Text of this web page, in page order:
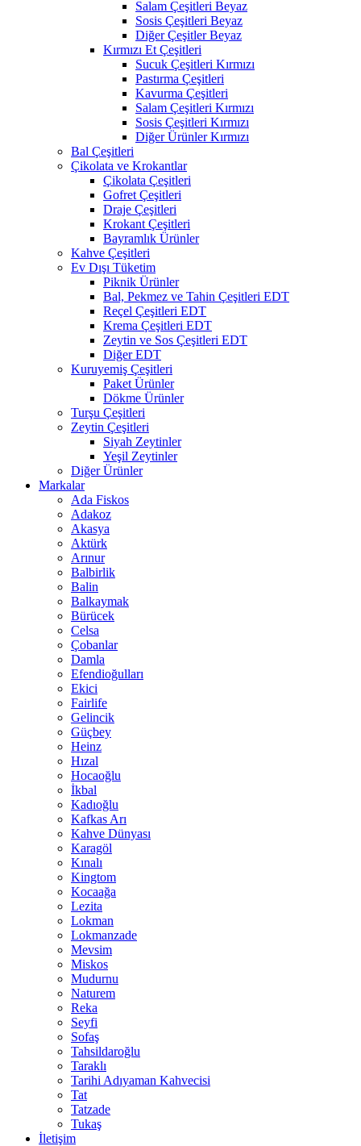
Salam Çeşitleri Beyaz
Sosis Çeşitleri Beyaz
Diğer Çeşitler Beyaz
Kırmızı Et Çeşitleri
Sucuk Çeşitleri Kırmızı
Pastırma Çeşitleri
Kavurma Çeşitleri
Salam Çeşitleri Kırmızı
Sosis Çeşitleri Kırmızı
Diğer Ürünler Kırmızı
Bal Çeşitleri
Çikolata ve Krokantlar
Çikolata Çeşitleri
Gofret Çeşitleri
Draje Çeşitleri
Krokant Çeşitleri
Bayramlık Ürünler
Kahve Çeşitleri
Ev Dışı Tüketim
Piknik Ürünler
Bal, Pekmez ve Tahin Çeşitleri EDT
Reçel Çeşitleri EDT
Krema Çeşitleri EDT
Zeytin ve Sos Çeşitleri EDT
Diğer EDT
Kuruyemiş Çeşitleri
Paket Ürünler
Dökme Ürünler
Turşu Çeşitleri
Zeytin Çeşitleri
Siyah Zeytinler
Yeşil Zeytinler
Diğer Ürünler
Markalar
Ada Fiskos
Adakoz
Akasya
Aktürk
Arınur
Balbirlik
Balin
Balkaymak
Bürücek
Celsa
Çobanlar
Damla
Efendioğulları
Ekici
Fairlife
Gelincik
Güçbey
Heinz
Hızal
Hocaoğlu
İkbal
Kadıoğlu
Kafkas Arı
Kahve Dünyası
Karagöl
Kınalı
Kingtom
Kocaağa
Lezita
Lokman
Lokmanzade
Mevsim
Miskos
Mudurnu
Naturem
Reka
Seyfi
Sofaş
Tahsildaroğlu
Taraklı
Tarihi Adıyaman Kahvecisi
Tat
Tatzade
Tukaş
İletişim